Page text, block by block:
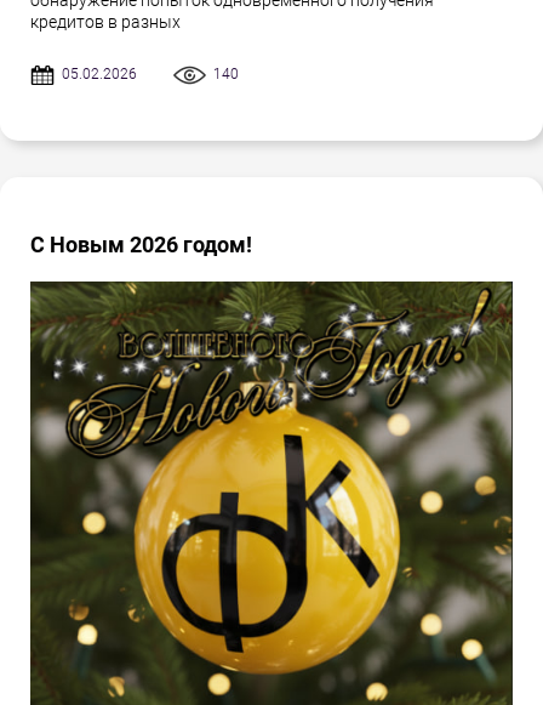
кредитов в разных
05.02.2026 140
С Новым 2026 годом!